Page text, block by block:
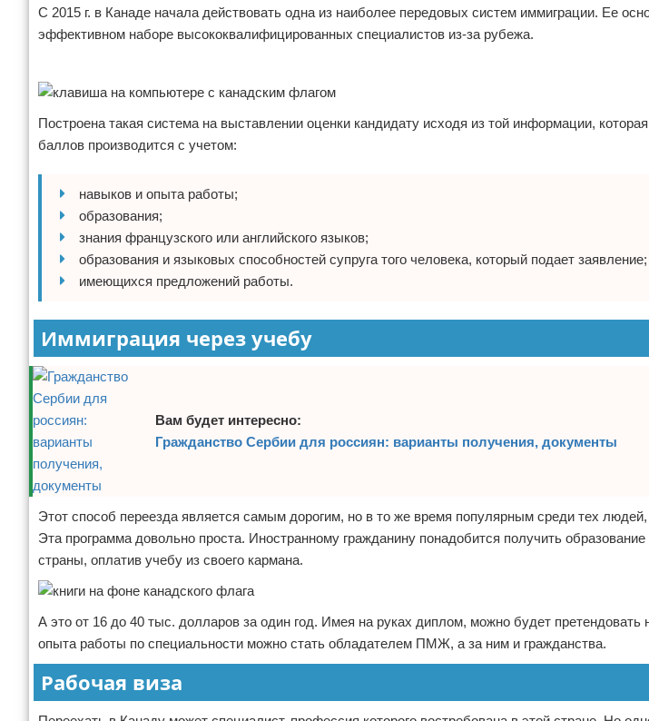
С 2015 г. в Канаде начала действовать одна из наиболее передовых систем иммиграции. Ее
эффективном наборе высококвалифицированных специалистов из-за рубежа.
Построена такая система на выставлении оценки кандидату исходя из той информации,
баллов производится с учетом:
навыков и опыта работы;
образования;
знания французского или английского языков;
образования и языковых способностей супруга того человека, который подает заявление;
имеющихся предложений работы.
Иммиграция через учебу
Вам будет интересно:
Гражданство Сербии для россиян: варианты получения, документы
Этот способ переезда является самым дорогим, но в то же время популярным среди тех
Эта программа довольно проста. Иностранному гражданину понадобится получить
страны, оплатив учебу из своего кармана.
А это от 16 до 40 тыс. долларов за один год. Имея на руках диплом, можно будет претендовать
опыта работы по специальности можно стать обладателем ПМЖ, а за ним и гражданства.
Рабочая виза